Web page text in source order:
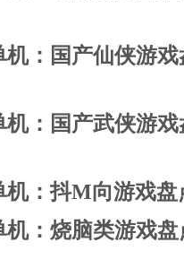
：国产仙侠游
：国产武侠游
机：抖M向游戏
：烧脑类游戏